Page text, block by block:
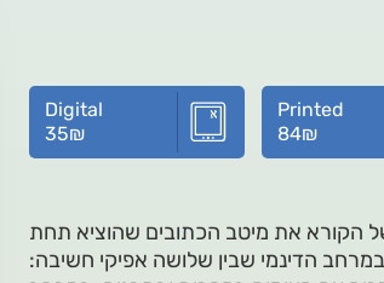
Digital
35₪
Printed
84₪
של הקורא את מיטב הכתובים שהוציא תחת
הדינמי שבין שלושה אפיקי חשיבה: